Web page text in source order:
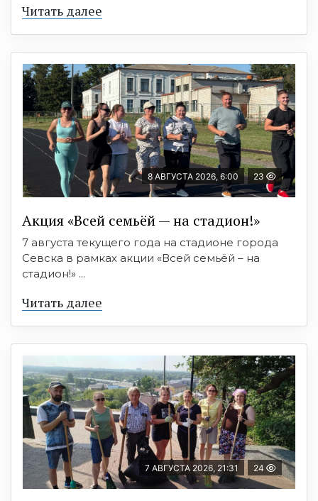
Читать далее
8 АВГУСТА 2026, 6:00 23
Акция «Всей семьёй — на стадион!»
7 августа текущего года на стадионе города
Севска в рамках акции «Всей семьёй – на
стадион!» ...
Читать далее
7 АВГУСТА 2026, 21:31 24